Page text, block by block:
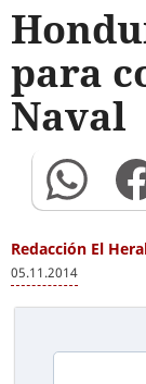
para
Naval
Redacción El
05.11.2014